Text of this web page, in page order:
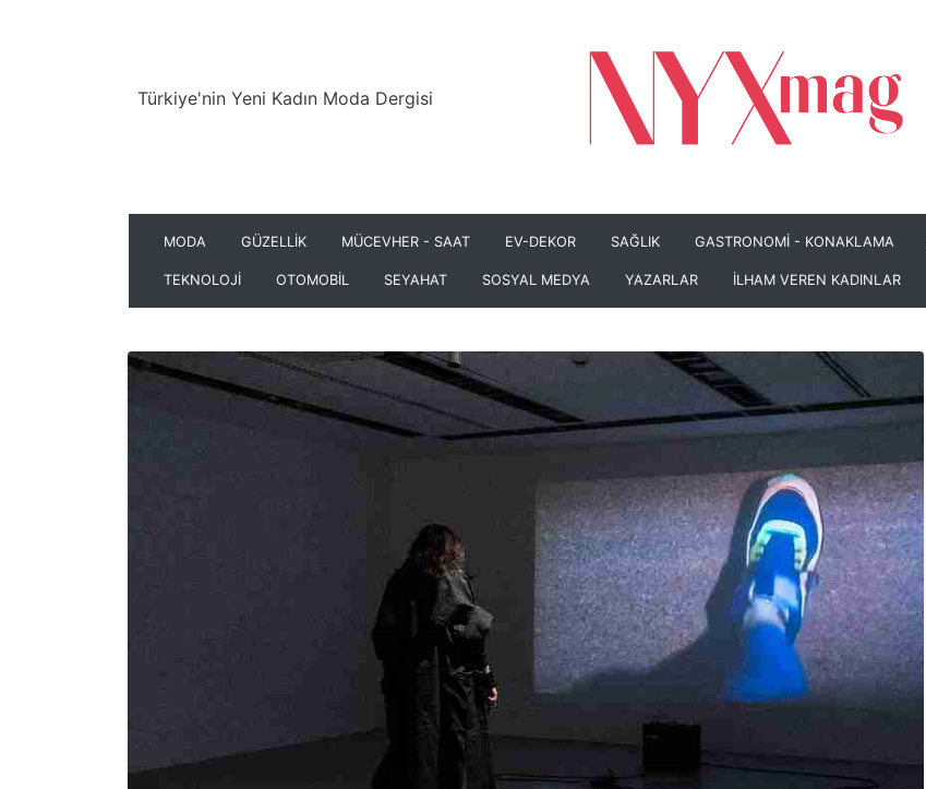
Türkiye'nin Yeni Kadın Moda Dergisi
MODA GÜZELLİK MÜCEVHER - SAAT EV-DEKOR SAĞLIK GASTRONOMİ - KONAKLAMA
TEKNOLOJİ OTOMOBİL SEYAHAT SOSYAL MEDYA YAZARLAR İLHAM VEREN KADINLAR